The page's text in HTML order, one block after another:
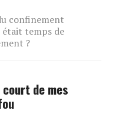
confinement
temps de
?
de mes